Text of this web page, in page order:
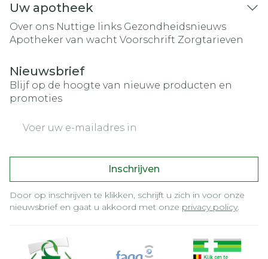
Uw apotheek
Over ons Nuttige links Gezondheidsnieuws
Apotheker van wacht Voorschrift Zorgtarieven
Nieuwsbrief
Blijf op de hoogte van nieuwe producten en
promoties
Inschrijven
Door op inschrijven te klikken, schrijft u zich in voor onze
nieuwsbrief en gaat u akkoord met onze privacy policy.